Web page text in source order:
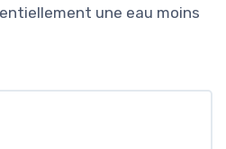
une eau moins